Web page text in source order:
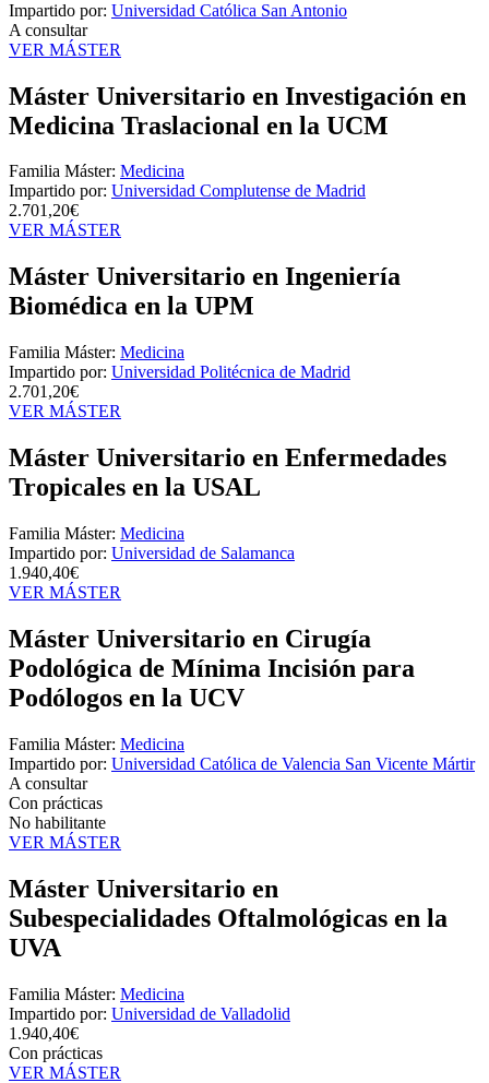
Impartido por: Universidad Católica San Antonio
A consultar
VER MÁSTER
Máster Universitario en Investigación en
Medicina Traslacional en la UCM
Familia Máster: Medicina
Impartido por: Universidad Complutense de Madrid
2.701,20€
VER MÁSTER
Máster Universitario en Ingeniería
Biomédica en la UPM
Familia Máster: Medicina
Impartido por: Universidad Politécnica de Madrid
2.701,20€
VER MÁSTER
Máster Universitario en Enfermedades
Tropicales en la USAL
Familia Máster: Medicina
Impartido por: Universidad de Salamanca
1.940,40€
VER MÁSTER
Máster Universitario en Cirugía
Podológica de Mínima Incisión para
Podólogos en la UCV
Familia Máster: Medicina
Impartido por: Universidad Católica de Valencia San Vicente Mártir
A consultar
Con prácticas
No habilitante
VER MÁSTER
Máster Universitario en
Subespecialidades Oftalmológicas en la
UVA
Familia Máster: Medicina
Impartido por: Universidad de Valladolid
1.940,40€
Con prácticas
VER MÁSTER